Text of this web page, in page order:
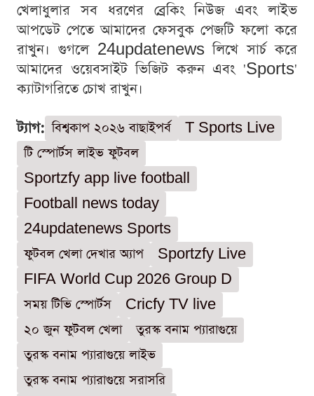
খেলাধুলার সব ধরণের ব্রেকিং নিউজ এবং লাইভ
আপডেট পেতে আমাদের ফেসবুক পেজটি ফলো করে
রাখুন। গুগলে 24updatenews লিখে সার্চ করে
আমাদের ওয়েবসাইট ভিজিট করুন এবং 'Sports'
ক্যাটাগরিতে চোখ রাখুন।
ট্যাগ: বিশ্বকাপ ২০২৬ বাছাইপর্ব
T Sports Live
টি স্পোর্টস লাইভ ফুটবল
Sportzfy app live football
Football news today
24updatenews Sports
ফুটবল খেলা দেখার অ্যাপ
Sportzfy Live
FIFA World Cup 2026 Group D
সময় টিভি স্পোর্টস
Cricfy TV live
২০ জুন ফুটবল খেলা
তুরস্ক বনাম প্যারাগুয়ে
তুরস্ক বনাম প্যারাগুয়ে লাইভ
তুরস্ক বনাম প্যারাগুয়ে সরাসরি